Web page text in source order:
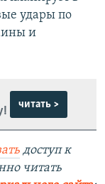
удары по
и
читать >
доступ к
читать